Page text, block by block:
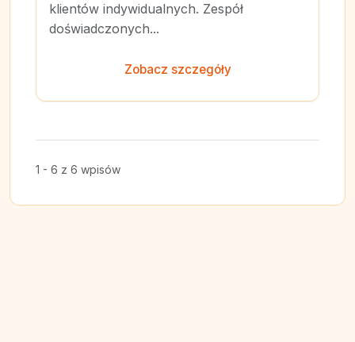
klientów indywidualnych. Zespół
doświadczonych...
Zobacz szczegóły
1 - 6 z 6 wpisów